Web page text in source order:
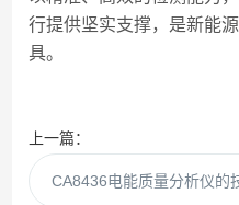
行提供坚实支撑，是新能
具。
上一篇：
CA8436电能质量分析仪的